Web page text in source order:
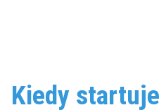
Kiedy